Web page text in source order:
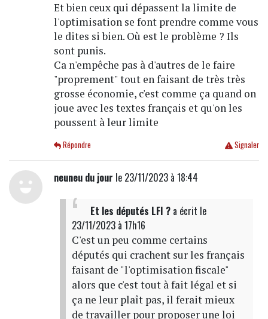
Et bien ceux qui dépassent la limite de
l'optimisation se font prendre comme vous
le dites si bien. Où est le problème ? Ils
sont punis.
Ca n'empêche pas à d'autres de le faire
"proprement" tout en faisant de très très
grosse économie, c'est comme ça quand on
joue avec les textes français et qu'on les
poussent à leur limite
Signaler
Répondre
neuneu du jour le 23/11/2023 à 18:44
Et les députés LFI ?a écrit le
23/11/2023 à 17h16
C'est un peu comme certains
députés qui crachent sur les français
faisant de "l'optimisation fiscale"
alors que c'est tout à fait légal et si
ça ne leur plaît pas, il ferait mieux
de travailler pour proposer une loi